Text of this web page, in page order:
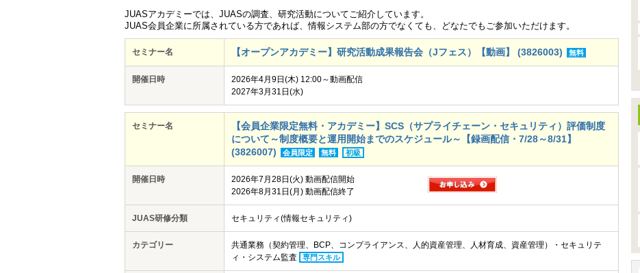
JUASアカデミーでは、JUASの調査、研究活動についてご紹介しています。
JUAS会員企業に所属されている方であれば、情報システム部の方でなくても、どなたでもご参加いただけます。
セミナー名 【オープンアカデミー】研究活動成果報告会（Jフェス）【動画】 (3826003) 無料
開催日時
2026年4月9日(木) 12:00～動画配信
2027年3月31日(水)
セミナー名
【会員企業限定無料・アカデミー】SCS（サプライチェーン・セキュリティ）評価制度
について～制度概要と運用開始までのスケジュール～【録画配信・7/28～8/31】
(3826007)
会員限定 無料 初級
開催日時
2026年7月28日(火) 動画配信開始
2026年8月31日(月) 動画配信終了
JUAS研修分類 セキュリティ(情報セキュリティ)
カテゴリー
共通業務（契約管理、BCP、コンプライアンス、人的資産管理、人材育成、資産管理）・セキュリテ
ィ・システム監査
専門スキル